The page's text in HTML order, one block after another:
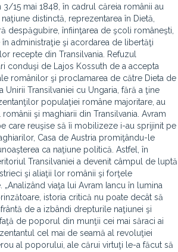
3/15 mai 1848, în cadrul căreia românii au
distinctă, reprezentarea în Dietă,
despăgubire, înfiinţarea de şcoli româneşti,
administraţie şi acordarea de libertăţi
recepte din Transilvania. Refuzul
conduşi de Lajos Kossuth de a accepta
românilor şi proclamarea de către Dieta de
Unirii Transilvaniei cu Ungaria, fără a ţine
populaţiei române majoritare, au
şi maghiarii din Transilvania. Avram
care reuşise să îi mobilizeze i-au sprijinit pe
Casa de Austria promiţându-le
ca naţiune politică. Astfel, în
Transilvaniei a devenit câmpul de luptă
şi aliaţii lor românii şi forţele
viaţa lui Avram Iancu în lumina
istoria critică nu poate decât să
de a izbândi drepturile naţiunei şi
de poporul din munţii cei mai săraci ai
cel mai de seamă al revoluţiei
al poporului, ale cărui virtuţi le-a făcut să